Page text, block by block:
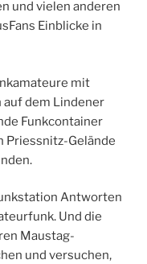
und vielen anderen
Einblicke in
mit
auf dem Lindener
Funkcontainer
Priessnitz-Gelände
Antworten
Und die
Maustag-
und versuchen,